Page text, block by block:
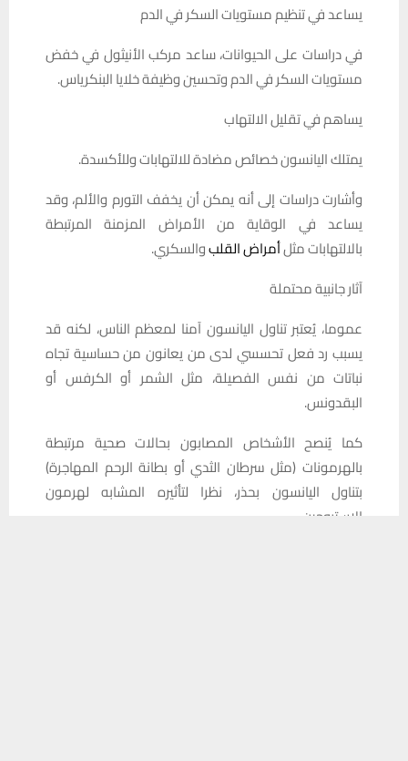
يساعد في تنظيم مستويات السكر في الدم
في دراسات على الحيوانات، ساعد مركب الأنيثول في خفض
مستويات السكر في الدم وتحسين وظيفة خلايا البنكرياس.
يساهم في تقليل الالتهاب
يمتلك اليانسون خصائص مضادة للالتهابات وللأكسدة.
وأشارت دراسات إلى أنه يمكن أن يخفف التورم والألم، وقد
يساعد في الوقاية من الأمراض المزمنة المرتبطة
بالالتهابات مثلأمراض القلبوالسكري.
آثار جانبية محتملة
عموما، يُعتبر تناول اليانسون آمنا لمعظم الناس، لكنه قد
يسبب رد فعل تحسسي لدى من يعانون من حساسية تجاه
نباتات من نفس الفصيلة، مثل الشمر أو الكرفس أو
البقدونس.
كما يُنصح الأشخاص المصابون بحالات صحية مرتبطة
بالهرمونات (مثل سرطان الثدي أو بطانة الرحم المهاجرة)
بتناول اليانسون بحذر، نظرا لتأثيره المشابه لهرمون
الإستروجين.